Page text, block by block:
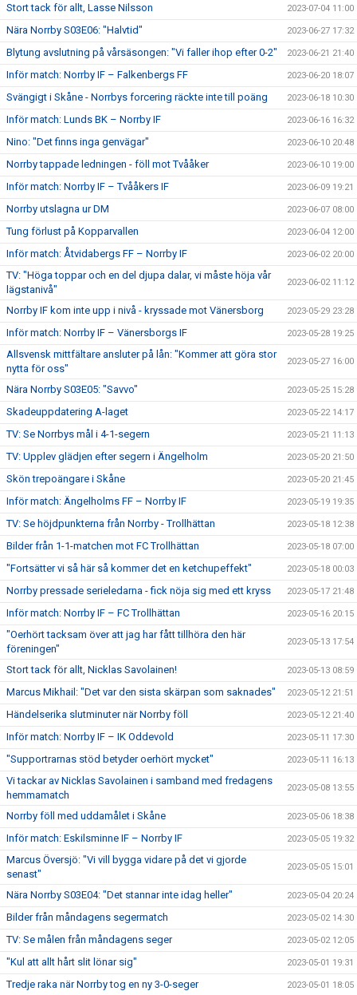
Stort tack för allt, Lasse Nilsson 2023-07-04 11:00
Nära Norrby S03E06: "Halvtid" 2023-06-27 17:32
Blytung avslutning på vårsäsongen: "Vi faller ihop efter 0-2" 2023-06-21 21:40
Inför match: Norrby IF – Falkenbergs FF 2023-06-20 18:07
Svängigt i Skåne - Norrbys forcering räckte inte till poäng 2023-06-18 10:30
Inför match: Lunds BK – Norrby IF 2023-06-16 16:32
Nino: "Det finns inga genvägar" 2023-06-10 20:48
Norrby tappade ledningen - föll mot Tvååker 2023-06-10 19:00
Inför match: Norrby IF – Tvååkers IF 2023-06-09 19:21
Norrby utslagna ur DM 2023-06-07 08:00
Tung förlust på Kopparvallen 2023-06-04 12:00
Inför match: Åtvidabergs FF – Norrby IF 2023-06-02 20:00
TV: "Höga toppar och en del djupa dalar, vi måste höja vår
lägstanivå"
2023-06-02 11:12
Norrby IF kom inte upp i nivå - kryssade mot Vänersborg 2023-05-29 23:28
Inför match: Norrby IF – Vänersborgs IF 2023-05-28 19:25
Allsvensk mittfältare ansluter på lån: "Kommer att göra stor
nytta för oss"
2023-05-27 16:00
Nära Norrby S03E05: "Savvo" 2023-05-25 15:28
Skadeuppdatering A-laget 2023-05-22 14:17
TV: Se Norrbys mål i 4-1-segern 2023-05-21 11:13
TV: Upplev glädjen efter segern i Ängelholm 2023-05-20 21:50
Skön trepoängare i Skåne 2023-05-20 21:45
Inför match: Ängelholms FF – Norrby IF 2023-05-19 19:35
TV: Se höjdpunkterna från Norrby - Trollhättan 2023-05-18 12:38
Bilder från 1-1-matchen mot FC Trollhättan 2023-05-18 07:00
"Fortsätter vi så här så kommer det en ketchupeffekt" 2023-05-18 00:03
Norrby pressade serieledarna - fick nöja sig med ett kryss 2023-05-17 21:48
Inför match: Norrby IF – FC Trollhättan 2023-05-16 20:15
"Oerhört tacksam över att jag har fått tillhöra den här
föreningen"
2023-05-13 17:54
Stort tack för allt, Nicklas Savolainen! 2023-05-13 08:59
Marcus Mikhail: "Det var den sista skärpan som saknades" 2023-05-12 21:51
Händelserika slutminuter när Norrby föll 2023-05-12 21:40
Inför match: Norrby IF – IK Oddevold 2023-05-11 17:30
"Supportrarnas stöd betyder oerhört mycket" 2023-05-11 16:13
Vi tackar av Nicklas Savolainen i samband med fredagens
hemmamatch
2023-05-08 13:55
Norrby föll med uddamålet i Skåne 2023-05-06 18:38
Inför match: Eskilsminne IF – Norrby IF 2023-05-05 19:32
Marcus Översjö: "Vi vill bygga vidare på det vi gjorde
senast"
2023-05-05 15:01
Nära Norrby S03E04: "Det stannar inte idag heller" 2023-05-04 20:24
Bilder från måndagens segermatch 2023-05-02 14:30
TV: Se målen från måndagens seger 2023-05-02 12:05
"Kul att allt hårt slit lönar sig" 2023-05-01 19:31
Tredje raka när Norrby tog en ny 3-0-seger 2023-05-01 18:05